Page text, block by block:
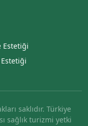
Estetiği
saklıdır. Türkiye
sağlık turizmi yetki